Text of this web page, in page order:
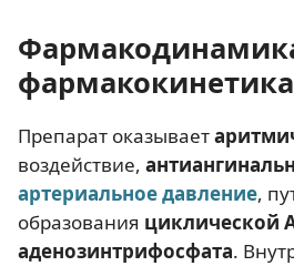
фармакокинетика
Препарат оказывает
воздействие,
артериальное давление,
образования циклической
аденозинтрифосфата.